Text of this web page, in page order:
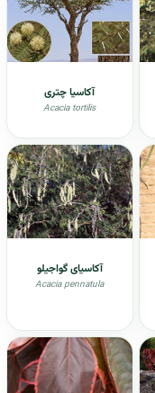
آکاسیا چتری
Acacia tortilis
آکاسیای گواجیلو
Acacia pennatula